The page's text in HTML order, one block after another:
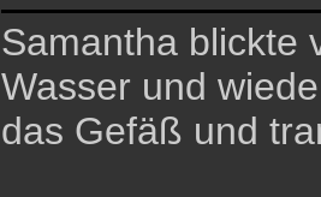
Samantha blickte
Wasser und
das Gefäß und